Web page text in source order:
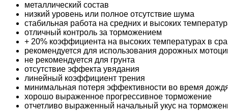
металлический состав
низкий уровень или полное отсутствие шума
стабильная работа на средних и высоких
отличный контроль за торможением
+ 20% коэффициента на высоких температурах в
рекомендуется для использования дорожных
не рекомендуется для грунта
отсутствие эффекта увядания
линейный коэффициент трения
минимальная потеря эффективности во время
хорошо выраженное прогрессивное торможение
отчетливо выраженный начальный укус на